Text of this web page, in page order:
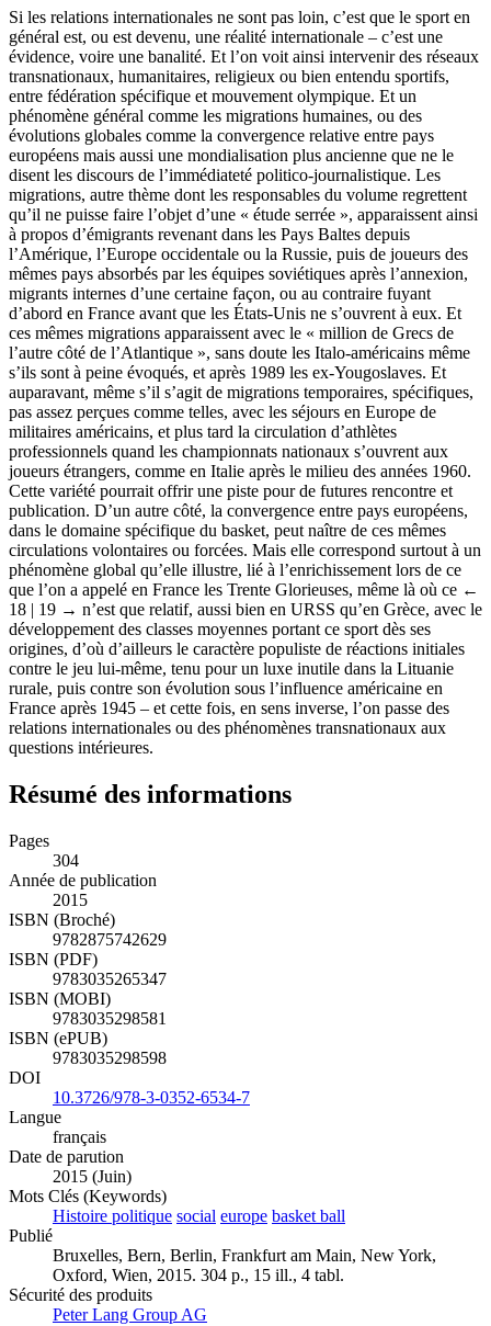
Si les relations internationales ne sont pas loin, c’est que le sport en
général est, ou est devenu, une réalité internationale – c’est une
évidence, voire une banalité. Et l’on voit ainsi intervenir des réseaux
transnationaux, humanitaires, religieux ou bien entendu sportifs,
entre fédération spécifique et mouvement olympique. Et un
phénomène général comme les migrations humaines, ou des
évolutions globales comme la convergence relative entre pays
européens mais aussi une mondialisation plus ancienne que ne le
disent les discours de l’immédiateté politico-journalistique. Les
migrations, autre thème dont les responsables du volume regrettent
qu’il ne puisse faire l’objet d’une « étude serrée », apparaissent ainsi
à propos d’émigrants revenant dans les Pays Baltes depuis
l’Amérique, l’Europe occidentale ou la Russie, puis de joueurs des
mêmes pays absorbés par les équipes soviétiques après l’annexion,
migrants internes d’une certaine façon, ou au contraire fuyant
d’abord en France avant que les États-Unis ne s’ouvrent à eux. Et
ces mêmes migrations apparaissent avec le « million de Grecs de
l’autre côté de l’Atlantique », sans doute les Italo-américains même
s’ils sont à peine évoqués, et après 1989 les ex-Yougoslaves. Et
auparavant, même s’il s’agit de migrations temporaires, spécifiques,
pas assez perçues comme telles, avec les séjours en Europe de
militaires américains, et plus tard la circulation d’athlètes
professionnels quand les championnats nationaux s’ouvrent aux
joueurs étrangers, comme en Italie après le milieu des années 1960.
Cette variété pourrait offrir une piste pour de futures rencontre et
publication. D’un autre côté, la convergence entre pays européens,
dans le domaine spécifique du basket, peut naître de ces mêmes
circulations volontaires ou forcées. Mais elle correspond surtout à un
phénomène global qu’elle illustre, lié à l’enrichissement lors de ce
que l’on a appelé en France les Trente Glorieuses, même là où ce ←
18 | 19 → n’est que relatif, aussi bien en URSS qu’en Grèce, avec le
développement des classes moyennes portant ce sport dès ses
origines, d’où d’ailleurs le caractère populiste de réactions initiales
contre le jeu lui-même, tenu pour un luxe inutile dans la Lituanie
rurale, puis contre son évolution sous l’influence américaine en
France après 1945 – et cette fois, en sens inverse, l’on passe des
relations internationales ou des phénomènes transnationaux aux
questions intérieures.
Résumé des informations
Pages
304
Année de publication
2015
ISBN (Broché)
9782875742629
ISBN (PDF)
9783035265347
ISBN (MOBI)
9783035298581
ISBN (ePUB)
9783035298598
DOI
10.3726/978-3-0352-6534-7
Langue
français
Date de parution
2015 (Juin)
Mots Clés (Keywords)
Histoire politique social europe basket ball
Publié
Bruxelles, Bern, Berlin, Frankfurt am Main, New York,
Oxford, Wien, 2015. 304 p., 15 ill., 4 tabl.
Sécurité des produits
Peter Lang Group AG